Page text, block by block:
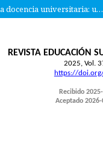
La inteligencia artificial generativa en la docencia universitaria: una revisión de las transformaciones y retos